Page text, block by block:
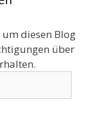
diesen Blog
über